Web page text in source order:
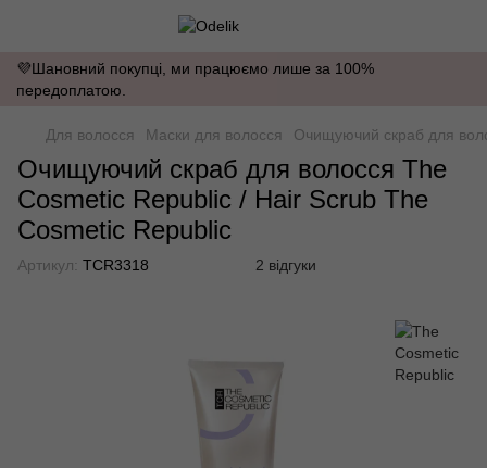
💜Шановний покупці, ми працюємо лише за 100%
передоплатою.
Для волосся Маски для волосся Очищуючий скраб для
Очищуючий скраб для волосся The
Cosmetic Republic / Hair Scrub The
Cosmetic Republic
Артикул: TCR3318 2 відгуки